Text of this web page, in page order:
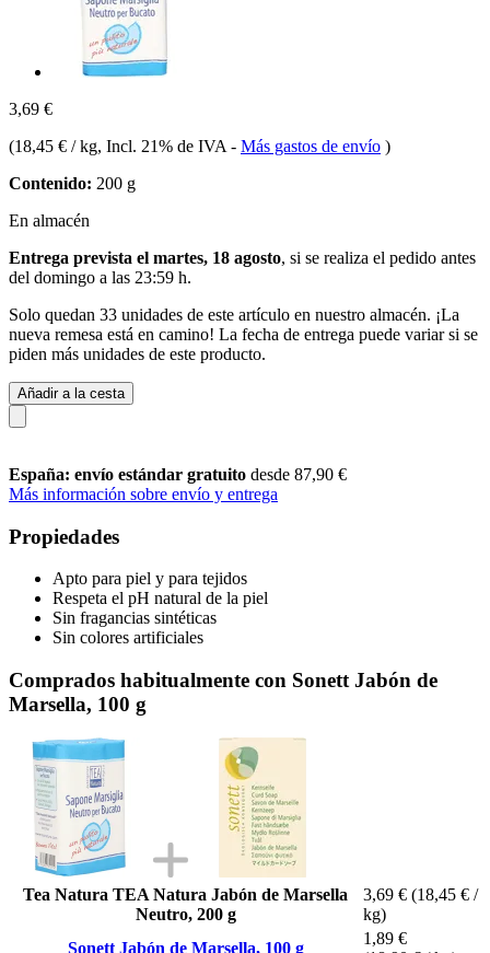
3,69 €
(18,45 € / kg, Incl. 21% de IVA - Más gastos de envío )
Contenido: 200 g
En almacén
Entrega prevista el martes, 18 agosto, si se realiza el pedido antes
del domingo a las 23:59 h.
Solo quedan 33 unidades de este artículo en nuestro almacén. ¡La
nueva remesa está en camino! La fecha de entrega puede variar si se
piden más unidades de este producto.
Añadir a la cesta
España: envío estándar gratuito desde 87,90 €
Más información sobre envío y entrega
Propiedades
Apto para piel y para tejidos
Respeta el pH natural de la piel
Sin fragancias sintéticas
Sin colores artificiales
Comprados habitualmente con Sonett Jabón de
Marsella, 100 g
Tea Natura TEA Natura Jabón de Marsella
Neutro, 200 g
3,69 € (18,45 € /
kg)
Sonett Jabón de Marsella, 100 g
1,89 €